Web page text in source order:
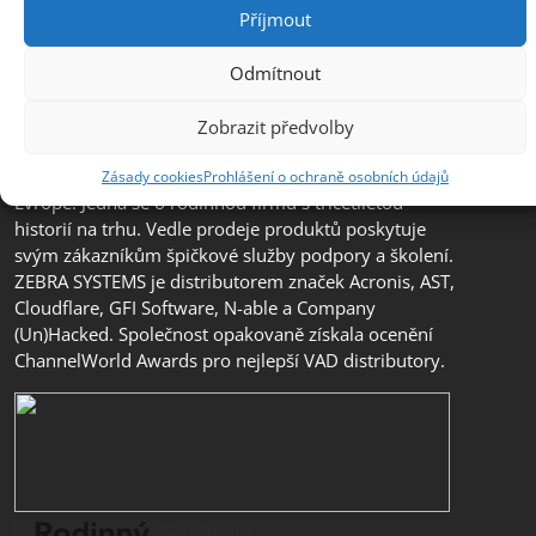
Příjmout
Odmítnout
Zobrazit předvolby
Zásady cookiesProhlášení o ochraně osobních údajů
distributorem s přidanou hodnotou (VAD) v segmentu
České republice, na Slovensku a v jihovýchodní
Evropě. Jedná se o rodinnou firmu s třicetiletou
historií na trhu. Vedle prodeje produktů poskytuje
svým zákazníkům špičkové služby podpory a školení.
ZEBRA SYSTEMS je distributorem značek Acronis, AST,
Cloudflare, GFI Software, N-able a Company
(Un)Hacked. Společnost opakovaně získala ocenění
ChannelWorld Awards pro nejlepší VAD distributory.